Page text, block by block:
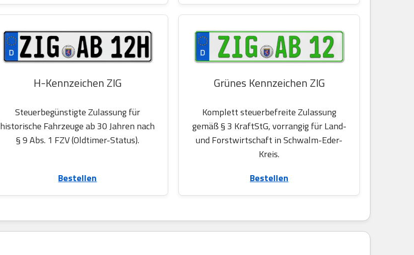
H-Kennzeichen ZIG
Steuerbegünstigte Zulassung für
historische Fahrzeuge ab 30 Jahren nach
§ 9 Abs. 1 FZV (Oldtimer-Status).
Bestellen
Grünes Kennzeichen ZIG
Komplett steuerbefreite Zulassung
gemäß § 3 KraftStG, vorrangig für Land-
und Forstwirtschaft in Schwalm-Eder-
Kreis.
Bestellen